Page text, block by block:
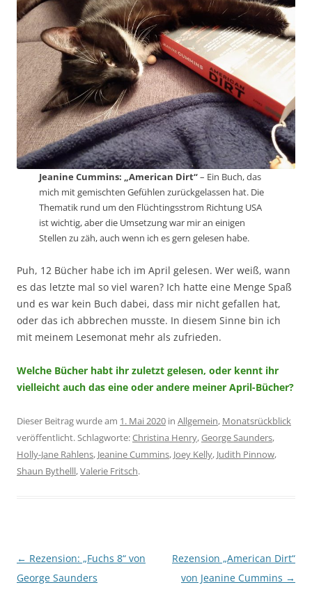
Jeanine Cummins: „American Dirt“– Ein Buch, das
mich mit gemischten Gefühlen zurückgelassen hat. Die
Thematik rund um den Flüchtingsstrom Richtung USA
ist wichtig, aber die Umsetzung war mir an einigen
Stellen zu zäh, auch wenn ich es gern gelesen habe.
Puh, 12 Bücher habe ich im April gelesen. Wer weiß, wann
es das letzte mal so viel waren? Ich hatte eine Menge Spaß
und es war kein Buch dabei, dass mir nicht gefallen hat,
oder das ich abbrechen musste. In diesem Sinne bin ich
mit meinem Lesemonat mehr als zufrieden.
Welche Bücher habt ihr zuletzt gelesen, oder kennt ihr
vielleicht auch das eine oder andere meiner April-Bücher?
Dieser Beitrag wurde am 1. Mai 2020 in Allgemein, Monatsrückblick
veröffentlicht. Schlagworte:Christina Henry,George Saunders,
Holly-Jane Rahlens, Jeanine Cummins, Joey Kelly, Judith Pinnow,
Shaun Bythelll,Valerie Fritsch.
Beitragsnavigation
← Rezension: „Fuchs 8“ von
George Saunders
Rezension „American Dirt“
von Jeanine Cummins →